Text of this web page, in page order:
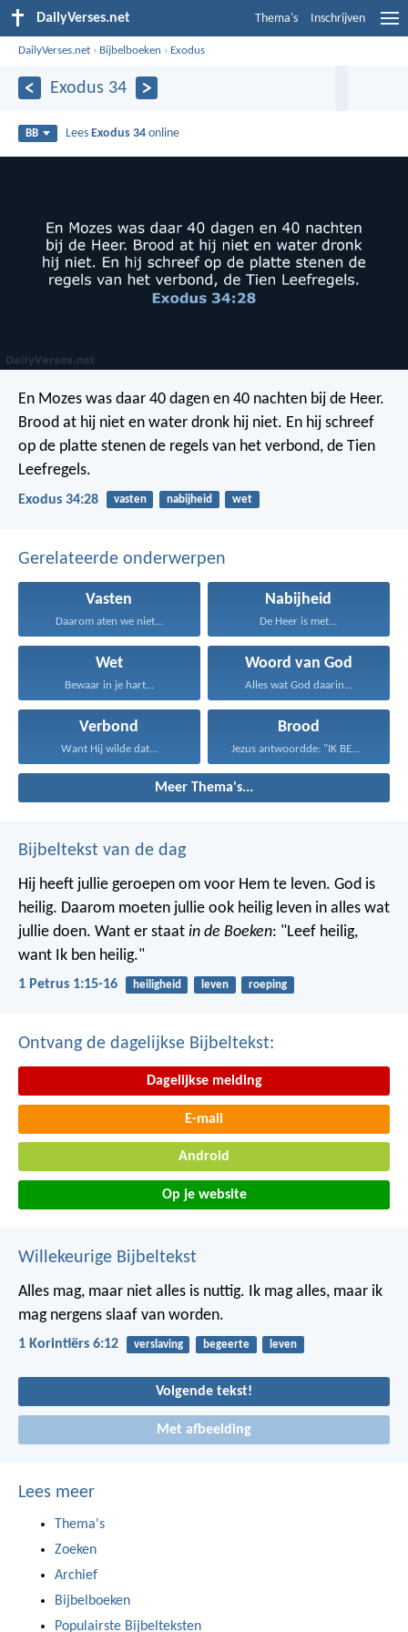
DailyVerses.net Thema's Inschrijven
DailyVerses.net › Bijbelboeken › Exodus
Exodus 34
BB Lees Exodus 34 online
En Mozes was daar 40 dagen en 40 nachten bij de Heer.
Brood at hij niet en water dronk hij niet. En hij schreef
op de platte stenen de regels van het verbond, de Tien
Leefregels.
Exodus 34:28 vasten nabijheid wet
Gerelateerde onderwerpen
Vasten
Daarom aten we niet...
Nabijheid
De Heer is met...
Wet
Bewaar in je hart...
Woord van God
Alles wat God daarin...
Verbond
Want Hij wilde dat...
Brood
Jezus antwoordde: "IK BEN...
Meer Thema's...
Bijbeltekst van de dag
Hij heeft jullie geroepen om voor Hem te leven. God is
heilig. Daarom moeten jullie ook heilig leven in alles wat
jullie doen. Want er staat in de Boeken: "Leef heilig,
want Ik ben heilig."
1 Petrus 1:15-16 heiligheid leven roeping
Ontvang de dagelijkse Bijbeltekst:
Dagelijkse melding
E-mail
Android
Op je website
Willekeurige Bijbeltekst
Alles mag, maar niet alles is nuttig. Ik mag alles, maar ik
mag nergens slaaf van worden.
1 Korintiërs 6:12 verslaving begeerte leven
Volgende tekst!
Met afbeelding
Lees meer
Thema's
Zoeken
Archief
Bijbelboeken
Populairste Bijbelteksten